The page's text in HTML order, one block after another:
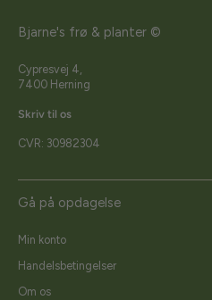
Bjarne's frø & planter ©
Cypresvej 4,
7400 Herning
Skriv til os
CVR: 30982304
Gå på opdagelse
Min konto
Handelsbetingelser
Om os